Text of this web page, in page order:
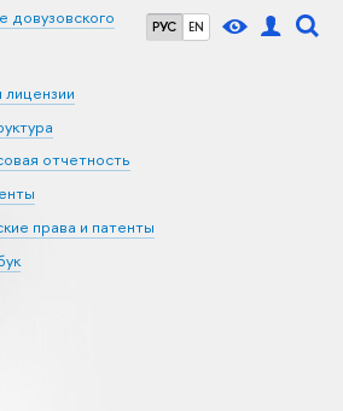
РУС EN
довузовского
лицензии
отчетность
права и патенты